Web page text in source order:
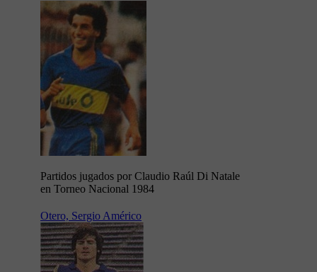
Partidos jugados por Claudio Raúl Di Natale
en Torneo Nacional 1984
Otero, Sergio Américo